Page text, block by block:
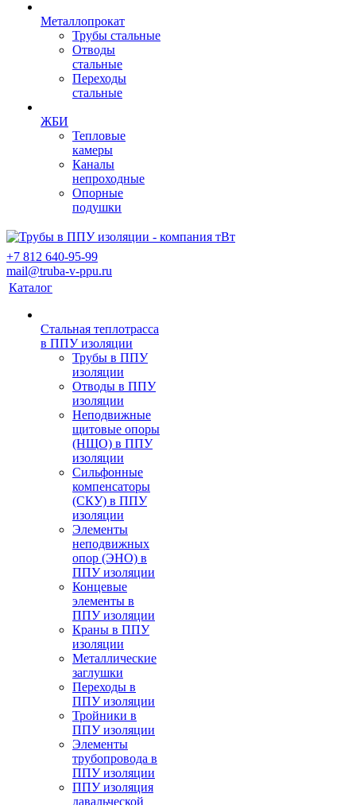
Металлопрокат
Трубы стальные
Отводы
стальные
Переходы
стальные
ЖБИ
Тепловые
камеры
Каналы
непроходные
Опорные
подушки
+7 812 640-95-99
mail@truba-v-ppu.ru
Каталог
Стальная теплотрасса
в ППУ изоляции
Трубы в ППУ
изоляции
Отводы в ППУ
изоляции
Неподвижные
щитовые опоры
(НЩО) в ППУ
изоляции
Cильфонные
компенсаторы
(СКУ) в ППУ
изоляции
Элементы
неподвижных
опор (ЭНО) в
ППУ изоляции
Концевые
элементы в
ППУ изоляции
Краны в ППУ
изоляции
Металлические
заглушки
Переходы в
ППУ изоляции
Тройники в
ППУ изоляции
Элементы
трубопровода в
ППУ изоляции
ППУ изоляция
давальческой